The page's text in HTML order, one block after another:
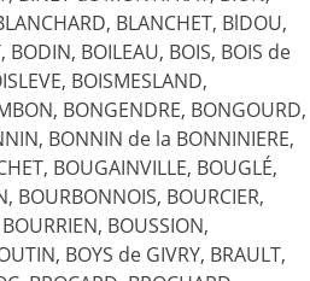
BLANCHET, BlDOU,
BODIN, BOILEAU, BOIS, BOIS de
BOISMESLAND,
BONGENDRE, BONGOURD,
BONNIN de la BONNINIERE,
BOUGAINVILLE, BOUGLÉ,
BOURBONNOIS, BOURCIER,
BOUSSION,
BOYS de GIVRY, BRAULT,